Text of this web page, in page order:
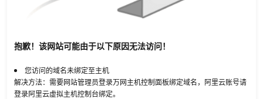
抱歉！该网站可能由于以下原因无法访问！
您访问的域名未绑定至主机
解决方法：需要网站管理员登录万网主机控制面板绑定域名，阿里云账号请
登录阿里云虚拟主机控制台绑定。